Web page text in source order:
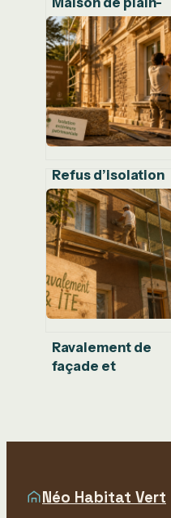
pied en logement
social : le guide
pour sécuriser
son autonomie
Refus d’isolation
extérieure par
l’ABF : 4 leviers
pour débloquer
votre dossier
Ravalement de
façade et
pour les
Néo Habitat Vert